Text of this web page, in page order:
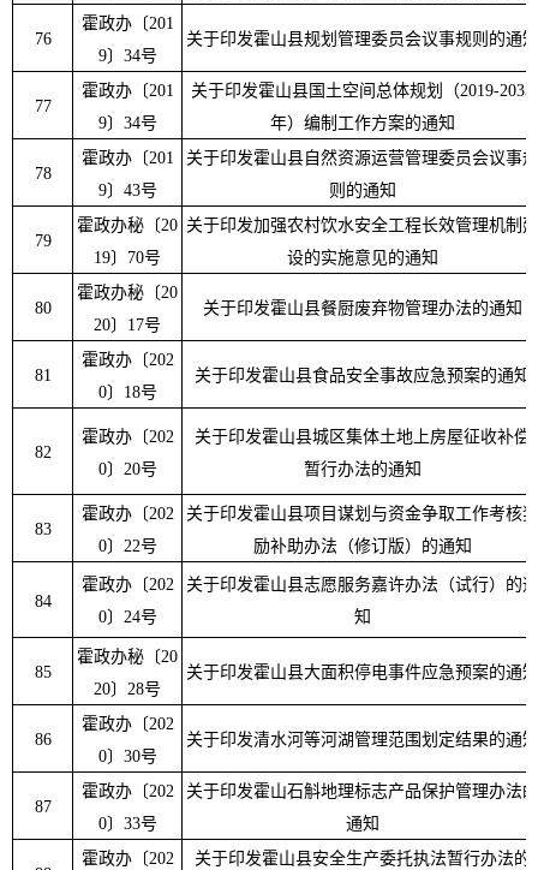
76
霍政办〔201
9〕 34号
关于印发霍山县规划管理委员会议事规则的通知
77
霍政办〔201
9〕 34号
关于印发霍山县国土空间总体规划（2019-2035
年）编制工作方案的通知
78
霍政办〔201
9〕 43号
关于印发霍山县自然资源运营管理委员会议事规
则的通知
79
霍政办秘 〔20
19〕 70号
关于印发加强农村饮水安全工程长效管理机制建
设的实施意见的通知
80
霍政办秘 〔20
20〕 17号
关于印发霍山县餐厨废弃物管理办法的通知
81
霍政办〔202
0〕 18号
关于印发霍山县食品安全事故应急预案的通知
82
霍政办〔202
0〕 20号
关于印发霍山县城区集体土地上房屋征收补偿
暂行办法的通知
83
霍政办〔202
0〕 22号
关于印发霍山县项目谋划与资金争取工作考核奖
励补助办法（修订版）的通知
84
霍政办〔202
0〕 24号
关于印发霍山县志愿服务嘉许办法（试行）的通
知
85
霍政办秘 〔20
20〕 28号
关于印发霍山县大面积停电事件应急预案的通知
86
霍政办〔202
0〕 30号
关于印发清水河等河湖管理范围划定结果的通知
87
霍政办〔202
0〕 33号
关于印发霍山石斛地理标志产品保护管理办法的
通知
霍政办〔202 关于印发霍山县安全生产委托执法暂行办法的